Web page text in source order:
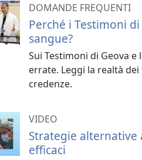
DOMANDE FREQUENTI
Perché i Testimoni
sangue?
Sui Testimoni di Geova
errate. Leggi la realtà
credenze.
VIDEO
Strategie alternative
efficaci